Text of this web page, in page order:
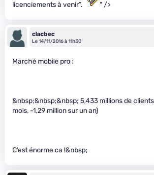
licenciements à venir”. " />
clacbec
Le 14/11/2016 à 11h30
Marché mobile pro :
&nbsp;&nbsp;&nbsp; 5,433 millions de
mois, -1,29 million sur un an)
C’est énorme ca !&nbsp;